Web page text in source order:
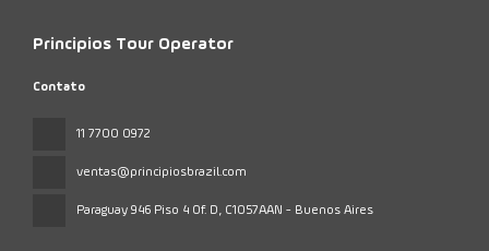
Principios Tour Operator
Contato
11 7700 0972
ventas@principiosbrazil.com
Paraguay 946 Piso 4 Of. D, C1057AAN - Buenos Aires